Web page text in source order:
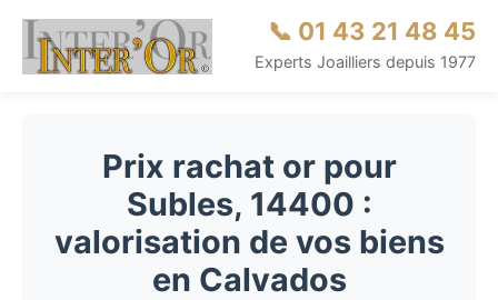
📞 01 43 21 48 45
Experts Joailliers depuis 1977
Prix rachat or pour
Subles, 14400 :
valorisation de vos biens
en Calvados